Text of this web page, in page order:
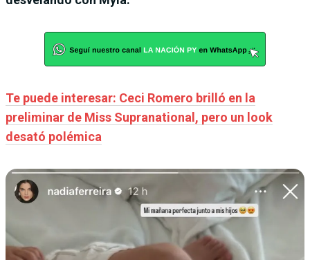
Te puede interesar: Ceci Romero brilló en la
preliminar de Miss Supranational, pero un look
desató polémica